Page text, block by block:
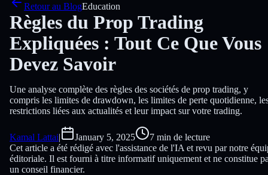
Retour au BlogEducation
Règles du Prop Trading
Expliquées : Tout Ce Que Vous
Devez Savoir
Une analyse complète des règles des sociétés de prop trading, y
compris les limites de drawdown, les limites de perte quotidienne,
restrictions liées aux actualités et leur impact sur votre trading.
Kamal Lattai| January 5, 2025
7 min de lecture
Cet article a été rédigé avec l'assistance de l'IA et revu par notre
éditoriale. Il est fourni à titre informatif uniquement et ne constitue
un conseil financier.